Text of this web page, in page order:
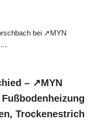
bei ↗️MYN
– ↗️MYN
Trockenestrich